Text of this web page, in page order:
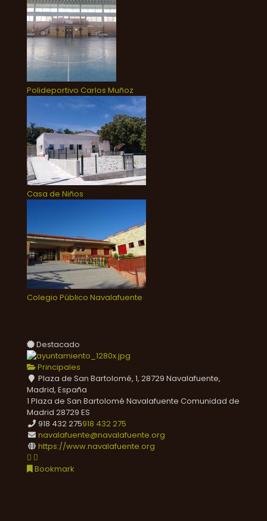
Polideportivo Carlos Muñoz
Casa de Niños
Colegio Público Navalafuente
Destacado
Principales
Plaza de San Bartolomé, 1, 28729 Navalafuente,
Madrid, España
1 Plaza de San Bartolomé Navalafuente Comunidad de
Madrid 28729 ES
918 432 275918 432 275
navalafuente@navalafuente.org
https://www.navalafuente.org
Bookmark